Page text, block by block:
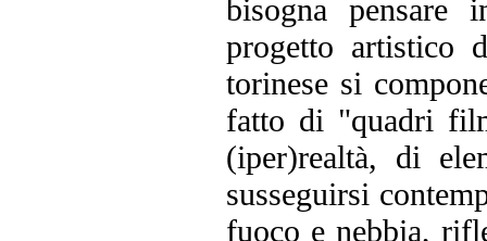
bisogna pensare
progetto artistico
torinese si
fatto di "quadri
(iper)realtà, di
susseguirsi
fuoco e nebbia,